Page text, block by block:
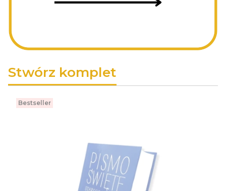
Stwórz komplet
Bestseller